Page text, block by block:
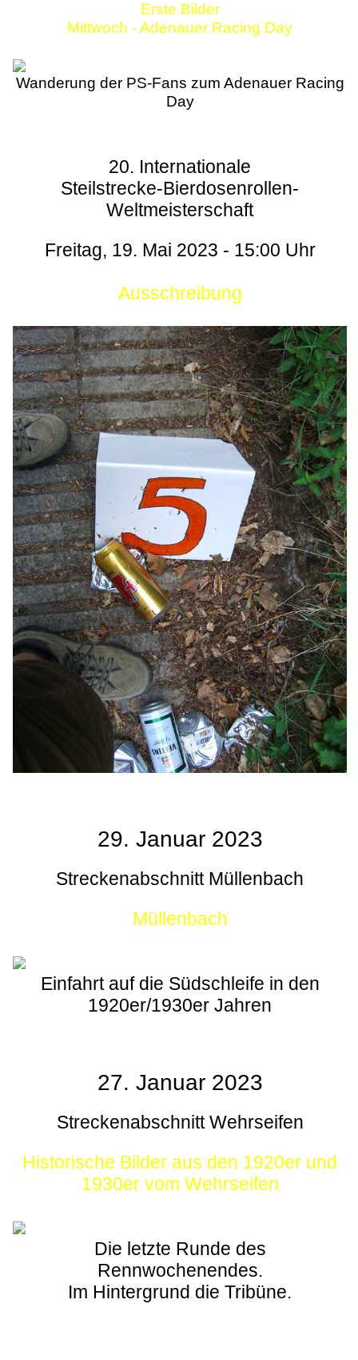
Erste Bilder
Mittwoch - Adenauer Racing Day
Wanderung der PS-Fans zum Adenauer Racing
Day
20. Internationale
Steilstrecke-Bierdosenrollen-
Weltmeisterschaft
Freitag, 19. Mai 2023 - 15:00 Uhr
Ausschreibung
29. Januar 2023
Streckenabschnitt Müllenbach
Müllenbach
Einfahrt auf die Südschleife in den
1920er/1930er Jahren
27. Januar 2023
Streckenabschnitt Wehrseifen
Historische Bilder aus den 1920er und
1930er vom Wehrseifen
Die letzte Runde des
Rennwochenendes.
Im Hintergrund die Tribüne.